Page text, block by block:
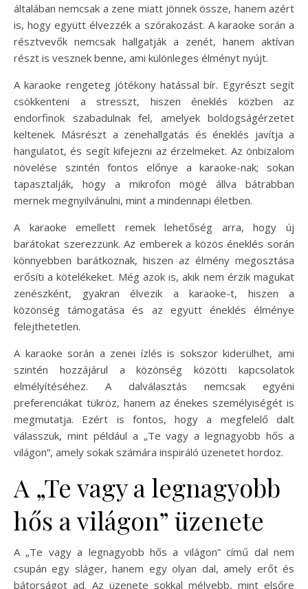
általában nemcsak a zene miatt jönnek össze, hanem azért
is, hogy együtt élvezzék a szórakozást. A karaoke során a
résztvevők nemcsak hallgatják a zenét, hanem aktívan
részt is vesznek benne, ami különleges élményt nyújt.
A karaoke rengeteg jótékony hatással bír. Egyrészt segít
csökkenteni a stresszt, hiszen éneklés közben az
endorfinok szabadulnak fel, amelyek boldogságérzetet
keltenek. Másrészt a zenehallgatás és éneklés javítja a
hangulatot, és segít kifejezni az érzelmeket. Az önbizalom
növelése szintén fontos előnye a karaoke-nak; sokan
tapasztalják, hogy a mikrofon mögé állva bátrabban
mernek megnyilvánulni, mint a mindennapi életben.
A karaoke emellett remek lehetőség arra, hogy új
barátokat szerezzünk. Az emberek a közös éneklés során
könnyebben barátkoznak, hiszen az élmény megosztása
erősíti a kötelékeket. Még azok is, akik nem érzik magukat
zenészként, gyakran élvezik a karaoke-t, hiszen a
közönség támogatása és az együtt éneklés élménye
felejthetetlen.
A karaoke során a zenei ízlés is sokszor kiderülhet, ami
szintén hozzájárul a közönség közötti kapcsolatok
elmélyítéséhez. A dalválasztás nemcsak egyéni
preferenciákat tükröz, hanem az énekes személyiségét is
megmutatja. Ezért is fontos, hogy a megfelelő dalt
válasszuk, mint például a „Te vagy a legnagyobb hős a
világon”, amely sokak számára inspiráló üzenetet hordoz.
A „Te vagy a legnagyobb
hős a világon” üzenete
A „Te vagy a legnagyobb hős a világon” című dal nem
csupán egy sláger, hanem egy olyan dal, amely erőt és
bátorságot ad. Az üzenete sokkal mélyebb, mint elsőre